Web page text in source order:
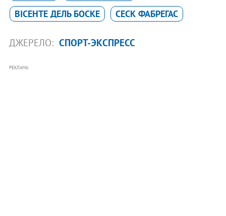
ВІСЕНТЕ ДЕЛЬ БОСКЕ
СЕСК ФАБРЕГАС
ДЖЕРЕЛО: СПОРТ-ЭКСПРЕСС
РЕКЛАМА